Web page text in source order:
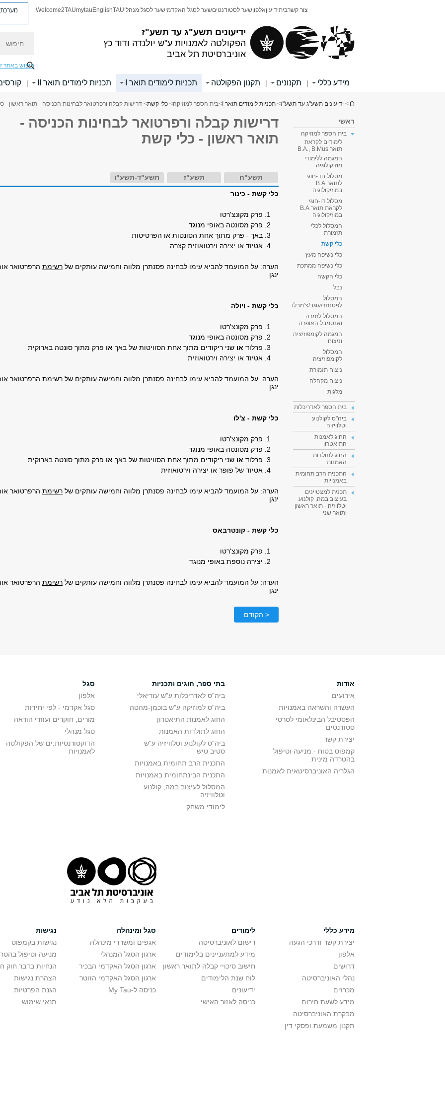
ידיעונים תשע"ג עד תשע"ז
הפקולטה לאמנויות ע"ש יולנדה ודוד כץ
אוניברסיטת תל אביב
צור קשרביתידיעוןאלפוןשער לסטודנטיםשער לסגל האקדמישער לסגל מנהליTAU
English
mytau
Welcome2TAU מערכת
חיפוש באתר
מידע כללי | תקנונים | תקנון הפקולטה תכניות לימודים תואר I תכניות לימודים תואר II |
הינך נמצא כאן
> ידיעונים תשע"ג עד תשע"ז> תכניות לימודים תואר I >בית הספר למוזיקה> כלי קשת> דרישות קבלה ורפרטואר לבחינות הכניסה - תואר ראשון -
ראשי
בית הספר למוזיקה
לימודים לקראת
תואר B.A., B.Mus
המגמה ללימודי
מוזיקולוגיה
מסלול חד-חוגי
לתואר B.A
במוזיקולוגיה
מסלול דו-חוגי
לקראת תואר B.A
במוזיקולוגיה
המסלול לכלי
תזמורת
כלי קשת
כלי נשיפה מעץ
כלי נשיפה ממתכת
כלי הקשה
נבל
המסלול
לפסנתר/עוגב/צ'מבלו
המסלול לזמרה
ואנסמבל האופרה
המגמה לקומפוזיציה
וניצוח
המסלול
לקומפוזיציה
ניצוח תזמורת
ניצוח מקהלה
מלגות
בית הספר לאדריכלות
ביה"ס לקולנוע
וטלוויזיה
החוג לאמנות
התיאטרון
החוג לתולדות
האמנות
התכנית הרב תחומית
באמנויות
תכנית למצטיינים
בעיצוב במה, קולנוע
וטלויזיה - תואר ראשון
ותואר שני
דרישות קבלה ורפרטואר לבחינות הכניסה -
תואר ראשון - כלי קשת
תשע"ח תשע"ז תשע"ד-תשע"ו
כלי קשת - כינור
הערה: על המועמד להביא עימו לבחינה פסנתרן מלווה וחמישה עותקים של רשימת הרפרטואר
ינגן
כלי קשת - ויולה
או שני ריקודים מתוך אחת הסוויטות של באך או פרק מתוך סונטה בארוקית
הערה: על המועמד להביא עימו לבחינה פסנתרן מלווה וחמישה עותקים של רשימת הרפרטואר
ינגן
כלי קשת - צ'לו
או שני ריקודים מתוך אחת הסוויטות של באך או פרק מתוך סונטה בארוקית
הערה: על המועמד להביא עימו לבחינה פסנתרן מלווה וחמישה עותקים של רשימת הרפרטואר
ינגן
כלי קשת - קונטרבאס
הערה: על המועמד להביא עימו לבחינה פסנתרן מלווה וחמישה עותקים של רשימת הרפרטואר
ינגן
< הקודם
אודות
אירועים
העשרה והשראה באמנויות
הפסטיבל הבינלאומי לסרטי
סטודנטים
יצירת קשר
קמפוס בטוח - מניעה וטיפול
בהטרדה מינית
הגלריה האוניברסיטאית לאמנות
בתי ספר, חוגים ותכניות
ביה"ס לאדריכלות ע"ש עזריאלי
ביה"ס למוזיקה ע"ש בוכמן-מהטה
החוג לאמנות התיאטרון
החוג לתולדות האמנות
ביה"ס לקולנוע וטלוויזיה ע"ש
סטיב טיש
התכנית הרב תחומית באמנויות
התכנית הבינתחומית באמנויות
המסלול לעיצוב במה, קולנוע
וטלוויזיה
לימודי משחק
סגל
אלפון
סגל אקדמי - לפי יחידות
מורים, חוקרים ועוזרי הוראה
סגל מנהלי
הדוקטורנטיות.ים של הפקולטה
לאמנויות
מידע כללי
יצירת קשר ודרכי הגעה
אלפון
דרושים
נהלי האוניברסיטה
מכרזים
מידע לשעת חירום
מבקרת האוניברסיטה
תקנון משמעת ופסקי דין
לימודים
רישום לאוניברסיטה
מידע למתעניינים בלימודים
חישוב סיכויי קבלה לתואר ראשון
לוח שנת הלימודים
ידיעונים
כניסה לאזור האישי
סגל ומינהלה
אגפים ומשרדי מינהלה
ארגון הסגל המנהלי
ארגון הסגל האקדמי הבכיר
ארגון הסגל האקדמי הזוטר
כניסה ל-My Tau
נגישות
נגישות בקמפוס
מניעה וטיפול
הנחיות בדבר חוק
הצהרת נגישות
הגנת הפרטיות
תנאי שימוש